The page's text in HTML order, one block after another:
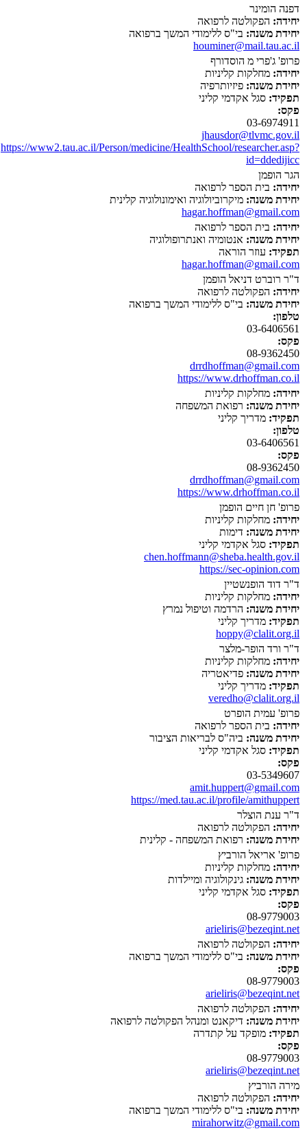
דפנה הומינר
יחידה: הפקולטה לרפואה
יחידת משנה: בי"ס ללימודי המשך ברפואה
houminer@mail.tau.ac.il
פרופ' ג'פרי מ הוסדורף
יחידה: מחלקות קליניות
יחידת משנה: פיזיותרפיה
תפקיד: סגל אקדמי קליני
פקס:
03-6974911
jhausdor@tlvmc.gov.il
https://www2.tau.ac.il/Person/medicine/HealthSchool/researcher.asp?
id=ddedijicc
הגר הופמן
יחידה: בית הספר לרפואה
יחידת משנה: מיקרוביולוגיה ואימונולוגיה קלינית
hagar.hoffman@gmail.com
יחידה: בית הספר לרפואה
יחידת משנה: אנטומיה ואנתרופולוגיה
תפקיד: עוזר הוראה
hagar.hoffman@gmail.com
ד"ר רוברט דניאל הופמן
יחידה: הפקולטה לרפואה
יחידת משנה: בי"ס ללימודי המשך ברפואה
טלפון:
03-6406561
פקס:
08-9362450
drrdhoffman@gmail.com
https://www.drhoffman.co.il
יחידה: מחלקות קליניות
יחידת משנה: רפואת המשפחה
תפקיד: מדריך קליני
טלפון:
03-6406561
פקס:
08-9362450
drrdhoffman@gmail.com
https://www.drhoffman.co.il
פרופ' חן חיים הופמן
יחידה: מחלקות קליניות
יחידת משנה: דימות
תפקיד: סגל אקדמי קליני
chen.hoffmann@sheba.health.gov.il
https://sec-opinion.com
ד"ר דוד הופנשטיין
יחידה: מחלקות קליניות
יחידת משנה: הרדמה וטיפול נמרץ
תפקיד: מדריך קליני
hoppy@clalit.org.il
ד"ר ורד הופר-מלצר
יחידה: מחלקות קליניות
יחידת משנה: פדיאטריה
תפקיד: מדריך קליני
veredho@clalit.org.il
פרופ' עמית הופרט
יחידה: בית הספר לרפואה
יחידת משנה: ביה"ס לבריאות הציבור
תפקיד: סגל אקדמי קליני
פקס:
03-5349607
amit.huppert@gmail.com
https://med.tau.ac.il/profile/amithuppert
ד"ר ענת הוצלר
יחידה: הפקולטה לרפואה
יחידת משנה: רפואת המשפחה - קלינית
פרופ' אריאל הורביץ
יחידה: מחלקות קליניות
יחידת משנה: גינקולוגיה ומיילדות
תפקיד: סגל אקדמי קליני
פקס:
08-9779003
arieliris@bezeqint.net
יחידה: הפקולטה לרפואה
יחידת משנה: בי"ס ללימודי המשך ברפואה
פקס:
08-9779003
arieliris@bezeqint.net
יחידה: הפקולטה לרפואה
יחידת משנה: דיקאנט ומנהל הפקולטה לרפואה
תפקיד: מופקד על קתדרה
פקס:
08-9779003
arieliris@bezeqint.net
מירה הורביץ
יחידה: הפקולטה לרפואה
יחידת משנה: בי"ס ללימודי המשך ברפואה
mirahorwitz@gmail.com